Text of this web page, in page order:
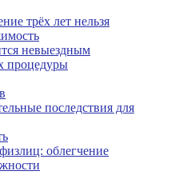
трёх лет нельзя
невыездным
процедуры
последствия для
облегчение